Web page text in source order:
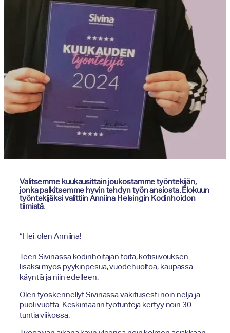
Valitsemme kuukausittain joukostamme työntekijän,
jonka palkitsemme hyvin tehdyn työn ansiosta. Elokuun
työntekijäksi valittiin Anniina Helsingin Kodinhoidon
tiimistä.
“Hei, olen Anniina!
Teen Sivinassa kodinhoitajan töitä; kotisiivouksen
lisäksi myös pyykinpesua, vuodehuoltoa, kaupassa
käyntiä ja niin edelleen.
Olen työskennellyt Sivinassa vakituisesti noin neljä ja
puoli vuotta. Keskimäärin työtunteja kertyy noin 30
tuntia viikossa.